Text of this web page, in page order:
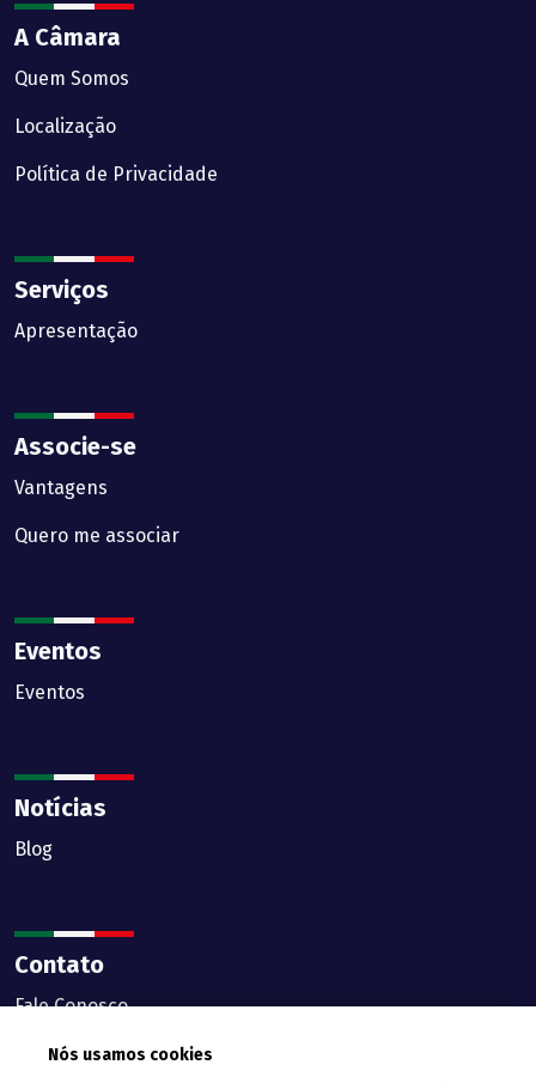
A Câmara
Quem Somos
Localização
Política de Privacidade
Serviços
Apresentação
Associe-se
Vantagens
Quero me associar
Eventos
Eventos
Notícias
Blog
Contato
Fale Conosco
Nós usamos cookies